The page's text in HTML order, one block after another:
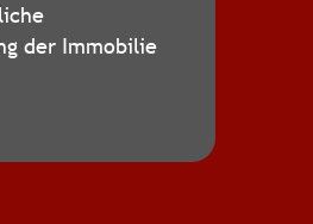
der Immobilie